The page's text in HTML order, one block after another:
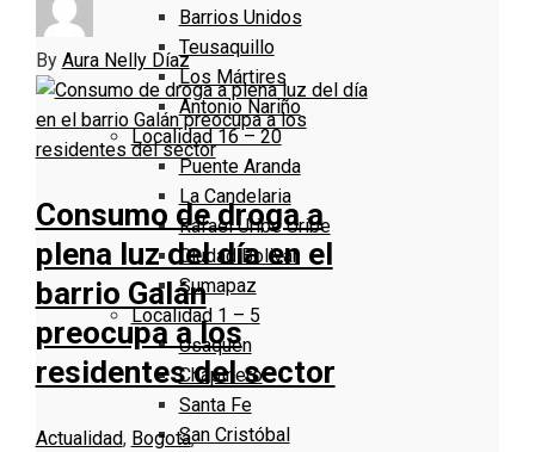
Barrios Unidos
Teusaquillo
Los Mártires
Antonio Nariño
Localidad 16 – 20
Puente Aranda
La Candelaria
Rafael Uribe Uribe
Ciudad Bolivar
Sumapaz
Localidad 1 – 5
Usaquen
Chapinero
Santa Fe
San Cristóbal
By Aura Nelly Díaz
Consumo de droga a
plena luz del día en el
barrio Galán
preocupa a los
residentes del sector
Actualidad, Bogotá,